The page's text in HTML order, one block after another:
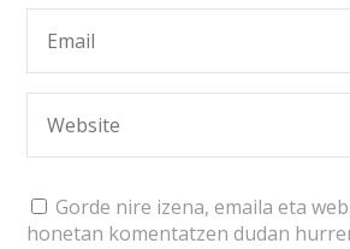
Gorde nire izena, emaila eta
honetan komentatzen dudan